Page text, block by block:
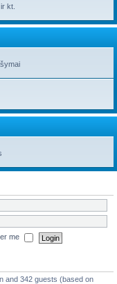
kt.
me
and 342 guests (based on